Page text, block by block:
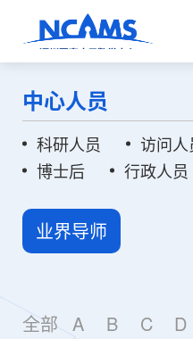
中心人员
科研人员 访问人
博士后
行政人员
业界导师
全部 A B C D